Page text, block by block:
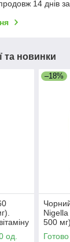
14 днів
та новинки
од.
–18%
500 мг)